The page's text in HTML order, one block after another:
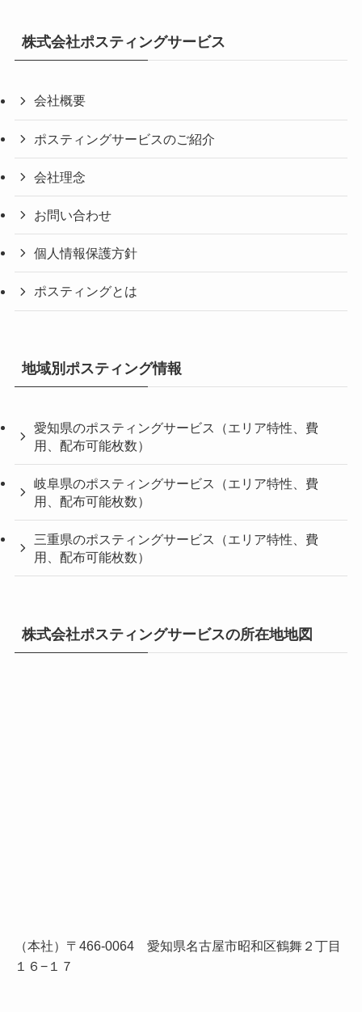
株式会社ポスティングサービス
会社概要
ポスティングサービスのご紹介
会社理念
お問い合わせ
個人情報保護方針
ポスティングとは
地域別ポスティング情報
愛知県のポスティングサービス（エリア特性、費
用、配布可能枚数）
岐阜県のポスティングサービス（エリア特性、費
用、配布可能枚数）
三重県のポスティングサービス（エリア特性、費
用、配布可能枚数）
株式会社ポスティングサービスの所在地地図
（本社）〒466-0064 愛知県名古屋市昭和区鶴舞２丁目
１６−１７